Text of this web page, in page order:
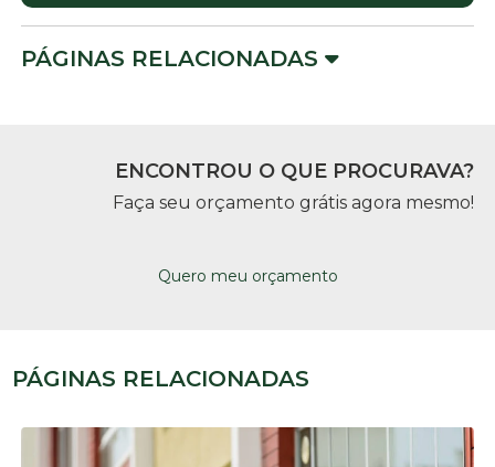
PÁGINAS RELACIONADAS
ENCONTROU O QUE PROCURAVA?
Faça seu orçamento grátis agora mesmo!
Quero meu orçamento
PÁGINAS RELACIONADAS